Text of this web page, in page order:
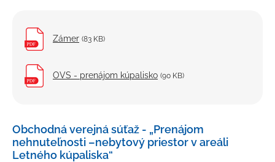
Zámer (83 KB)
OVS - prenájom kúpalisko (90 KB)
Obchodná verejná súťaž - „Prenájom
nehnuteľnosti –nebytový priestor v areáli
Letného kúpaliska“